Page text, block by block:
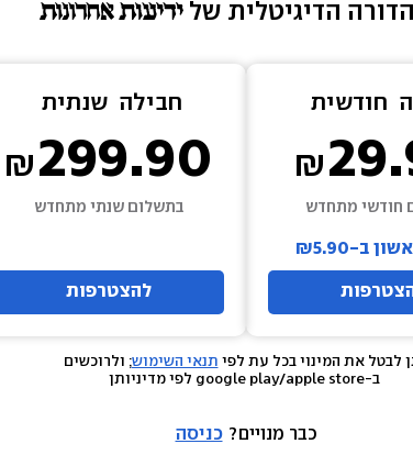
הדיגיטלית של
חודשית
חודשי מתחדש
ב-₪5.90
חבילה שנתית
299.90
בתשלום שנתי מתחדש
להצטרפות
לבטל את המינוי בכל עת לפי תנאי השימוש; ולרוכשים
כבר מנויים? כניסה